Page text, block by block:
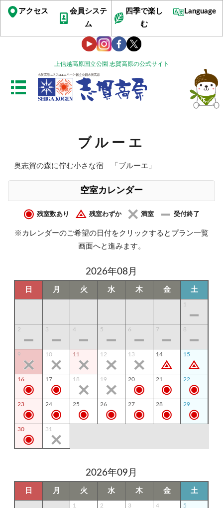
上信越高原国立公園 志賀高原の公式サイト
アクセス
会員システ
ム
四季で楽し
む
Language
ブルーエ
奥志賀の森に佇む小さな宿 「ブルーエ」
空室カレンダー
残室数あり 残室わずか 満室 受付終了
※カレンダーのご希望の日付をクリックするとプラン一覧
画面へと進みます。
2026年08月
日 月 火 水 木 金 土
1
2 3 4 5 6 7 8
9 10 11 12 13 14 15
16 17 18 19 20 21 22
23 24 25 26 27 28 29
30 31
2026年09月
日 月 火 水 木 金 土
1 2 3 4 5